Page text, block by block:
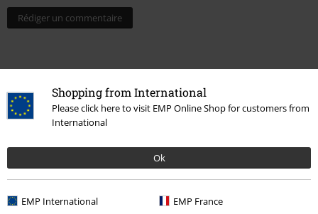
Shopping from International
Please click here to visit EMP Online Shop for customers from
International
Ok
EMP International EMP France
Rédiger un commentaire
Dernière visite